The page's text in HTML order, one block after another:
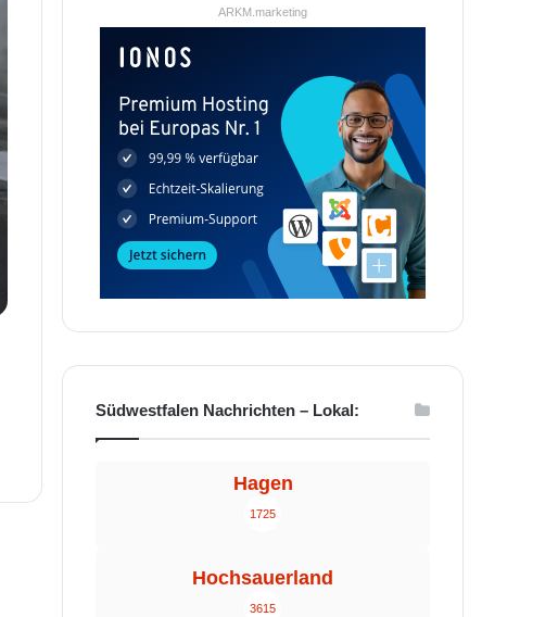
ARKM.marketing
Südwestfalen Nachrichten – Lokal:
Hagen
1725
Hochsauerland
3615